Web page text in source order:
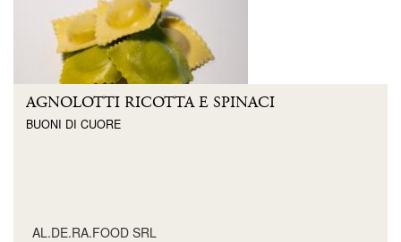
AGNOLOTTI RICOTTA E SPINACI
BUONI DI CUORE
AL.DE.RA.FOOD SRL